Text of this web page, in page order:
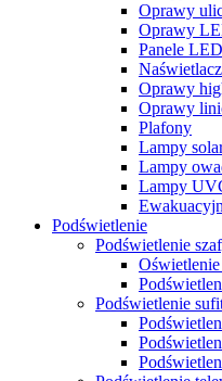
Oprawy
Oprawy
Panele LED
Oprawy
Oprawy
Plafony
Lampy
Lampy
Lampy
Podświetlenie
Podświetlenie
Podświetlenie